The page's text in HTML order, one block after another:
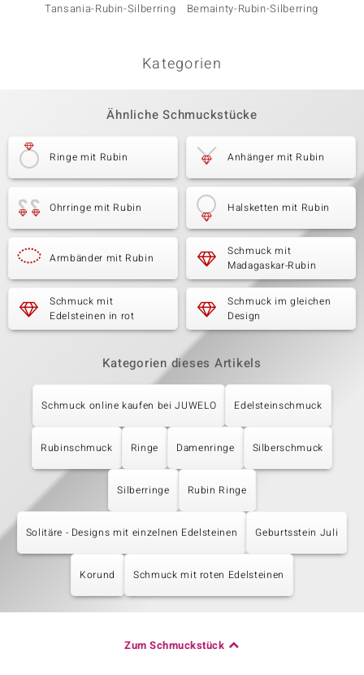
Tansania-Rubin-Silberring Bemainty-Rubin-Silberring
Kategorien
Ähnliche Schmuckstücke
Ringe mit Rubin Anhänger mit Rubin
Ohrringe mit Rubin Halsketten mit Rubin
Armbänder mit Rubin
Schmuck mit
Madagaskar-Rubin
Schmuck mit
Edelsteinen in rot
Schmuck im gleichen
Design
Kategorien dieses Artikels
Schmuck online kaufen bei JUWELO Edelsteinschmuck
Rubinschmuck Ringe Damenringe Silberschmuck
Silberringe Rubin Ringe
Solitäre - Designs mit einzelnen Edelsteinen Geburtsstein Juli
Korund Schmuck mit roten Edelsteinen
Zum Schmuckstück